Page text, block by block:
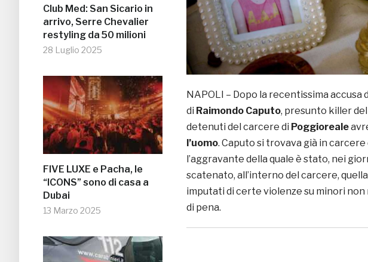
Club Med: San Sicario in
arrivo, Serre Chevalier
restyling da 50 milioni
28 Luglio 2025
FIVE LUXE e Pacha, le
“ICONS” sono di casa a
Dubai
13 Marzo 2025
NAPOLI – Dopo la recentissima
di Raimondo Caputo, presunto killer
detenuti del carcere di Poggioreale
l’uomo. Caputo si trovava già in carcere
l’aggravante della quale è stato, nei
scatenato, all’interno del carcere, quella
imputati di certe violenze su minori
di pena.